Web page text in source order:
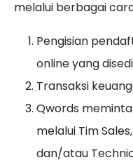
melalui berbagai
Pengisian
online yang
Transaksi
Qwords
melalui Tim
dan/atau